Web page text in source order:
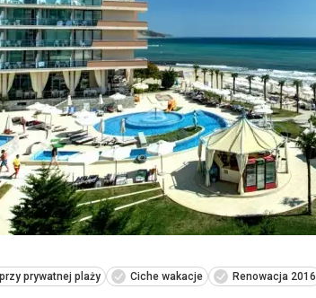
prywatnej plaży Ciche wakacje Renowacja 2016